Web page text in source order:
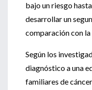
bajo un riesgo
desarrollar un
comparación con
Según los
diagnóstico a una
familiares de